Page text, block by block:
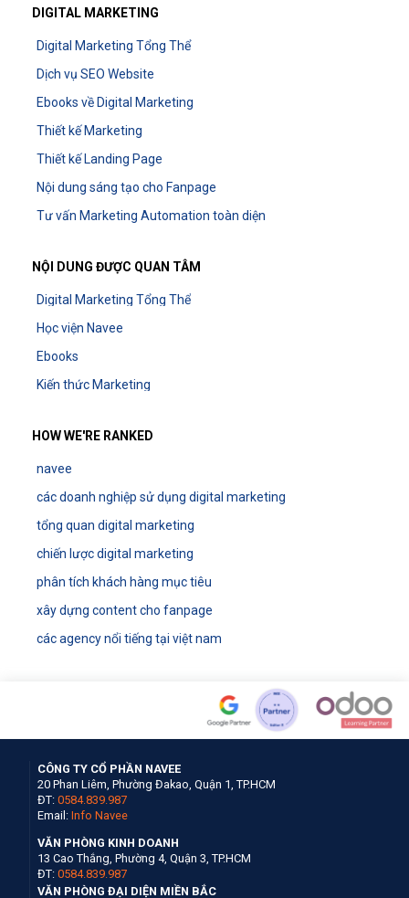
DIGITAL MARKETING
Digital Marketing Tổng Thể
Dịch vụ SEO Website
Ebooks về Digital Marketing
Thiết kế Marketing
Thiết kế Landing Page
Nội dung sáng tạo cho Fanpage
Tư vấn Marketing Automation toàn diện
NỘI DUNG ĐƯỢC QUAN TÂM
Digital Marketing Tổng Thể
Học viện Navee
Ebooks
Kiến thức Marketing
HOW WE'RE RANKED
navee
các doanh nghiệp sử dụng digital marketing
tổng quan digital marketing
chiến lược digital marketing
phân tích khách hàng mục tiêu
xây dựng content cho fanpage
các agency nổi tiếng tại việt nam
CÔNG TY CỔ PHẦN NAVEE
20 Phan Liêm, Phường Đakao, Quận 1, TP.HCM
ĐT: 0584.839.987
Email: Info Navee
VĂN PHÒNG KINH DOANH
13 Cao Thắng, Phường 4, Quận 3, TP.HCM
ĐT: 0584.839.987
VĂN PHÒNG ĐẠI DIỆN MIỀN BẮC